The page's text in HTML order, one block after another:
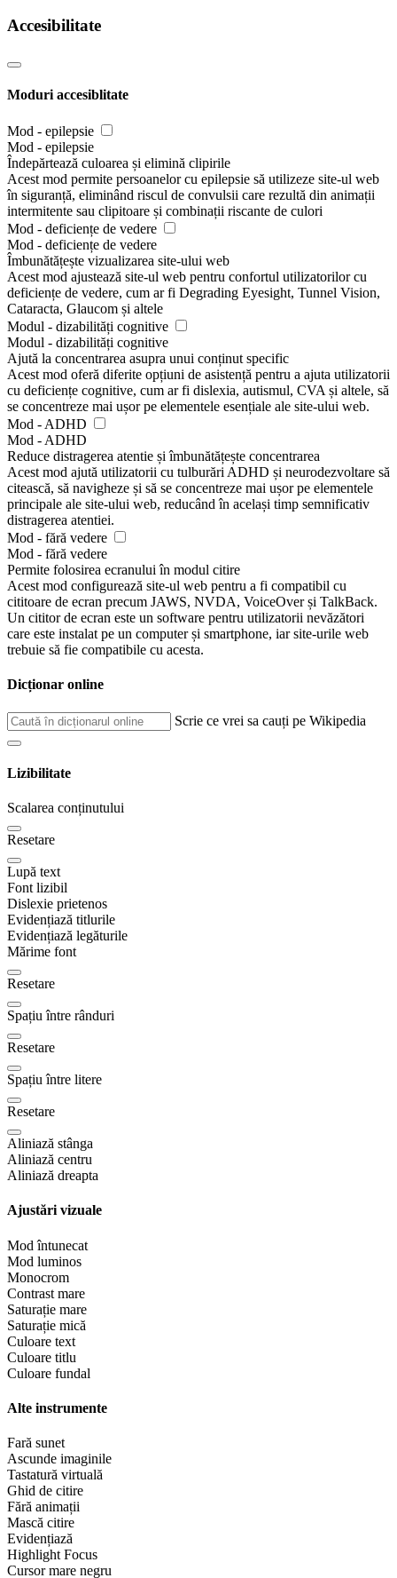
Accesibilitate
Moduri accesiblitate
Mod - epilepsie
Mod - epilepsie
Îndepărtează culoarea și elimină clipirile
Acest mod permite persoanelor cu epilepsie să utilizeze site-ul web
în siguranță, eliminând riscul de convulsii care rezultă din animații
intermitente sau clipitoare și combinații riscante de culori
Mod - deficiențe de vedere
Mod - deficiențe de vedere
Îmbunătățește vizualizarea site-ului web
Acest mod ajustează site-ul web pentru confortul utilizatorilor cu
deficiențe de vedere, cum ar fi Degrading Eyesight, Tunnel Vision,
Cataracta, Glaucom și altele
Modul - dizabilități cognitive
Modul - dizabilități cognitive
Ajută la concentrarea asupra unui conținut specific
Acest mod oferă diferite opțiuni de asistență pentru a ajuta utilizatorii
cu deficiențe cognitive, cum ar fi dislexia, autismul, CVA și altele, să
se concentreze mai ușor pe elementele esențiale ale site-ului web.
Mod - ADHD
Mod - ADHD
Reduce distragerea atentie și îmbunătățește concentrarea
Acest mod ajută utilizatorii cu tulburări ADHD și neurodezvoltare să
citească, să navigheze și să se concentreze mai ușor pe elementele
principale ale site-ului web, reducând în același timp semnificativ
distragerea atentiei.
Mod - fără vedere
Mod - fără vedere
Permite folosirea ecranului în modul citire
Acest mod configurează site-ul web pentru a fi compatibil cu
cititoare de ecran precum JAWS, NVDA, VoiceOver și TalkBack.
Un cititor de ecran este un software pentru utilizatorii nevăzători
care este instalat pe un computer și smartphone, iar site-urile web
trebuie să fie compatibile cu acesta.
Dicționar online
Scrie ce vrei sa cauți pe Wikipedia
Lizibilitate
Scalarea conținutului
Resetare
Lupă text
Font lizibil
Dislexie prietenos
Evidențiază titlurile
Evidențiază legăturile
Mărime font
Resetare
Spațiu între rânduri
Resetare
Spațiu între litere
Resetare
Aliniază stânga
Aliniază centru
Aliniază dreapta
Ajustări vizuale
Mod întunecat
Mod luminos
Monocrom
Contrast mare
Saturație mare
Saturație mică
Culoare text
Culoare titlu
Culoare fundal
Alte instrumente
Fară sunet
Ascunde imaginile
Tastatură virtuală
Ghid de citire
Fără animații
Mască citire
Evidențiază
Highlight Focus
Cursor mare negru